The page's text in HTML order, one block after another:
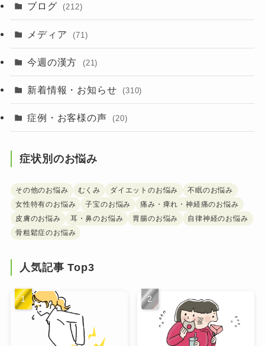
ブログ (212)
メディア (71)
今週の漢方 (21)
新着情報・お知らせ (310)
症例・お客様の声 (20)
症状別のお悩み
その他のお悩み むくみ ダイエットのお悩み
不眠のお悩み
女性特有のお悩み
子宝のお悩み
痛み・痺れ・神経痛のお悩み
皮膚のお悩み
耳・鼻のお悩み 胃腸のお悩み
自律神経のお悩み
骨粗鬆症のお悩み
人気記事 Top3